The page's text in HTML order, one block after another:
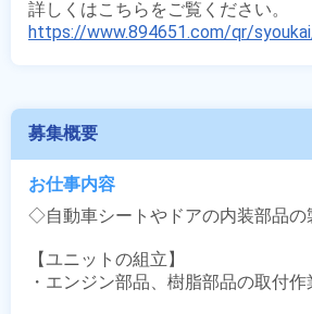
https://www.894651.com/qr/
募集概要
お仕事内容
◇自動車シートやドアの内装部品
【ユニットの組立】
・エンジン部品、樹脂部品の取付作